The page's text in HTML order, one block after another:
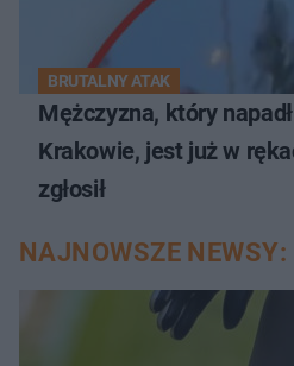
BRUTALNY ATAK
Mężczyzna, który
Krakowie, jest już w
zgłosił
NAJNOWSZE NEWSY: